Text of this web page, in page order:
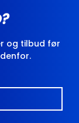
og tilbud før